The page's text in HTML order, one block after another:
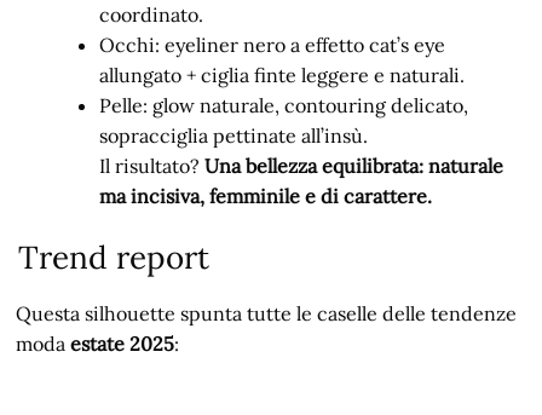
coordinato.
Occhi: eyeliner nero a effetto cat’s eye
allungato + ciglia finte leggere e naturali.
Pelle: glow naturale, contouring delicato,
sopracciglia pettinate all’insù.
Il risultato? Una bellezza equilibrata: naturale
ma incisiva, femminile e di carattere.
Trend report
Questa silhouette spunta tutte le caselle delle tendenze
modaestate 2025: